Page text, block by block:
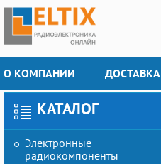
О КОМПАНИИ ДОСТАВКА
КАТАЛОГ
Электронные
радиокомпоненты